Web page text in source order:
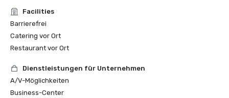
Facilities
Barrierefrei
Catering vor Ort
Restaurant vor Ort
Dienstleistungen für Unternehmen
A/V-Möglichkeiten
Business-Center